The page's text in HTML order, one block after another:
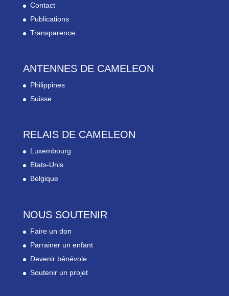
Contact
Publications
Transparence
ANTENNES DE CAMELEON
Philippines
Suisse
RELAIS DE CAMELEON
Luxembourg
Etats-Unis
Belgique
NOUS SOUTENIR
Faire un don
Parrainer un enfant
Devenir bénévole
Soutenir un projet